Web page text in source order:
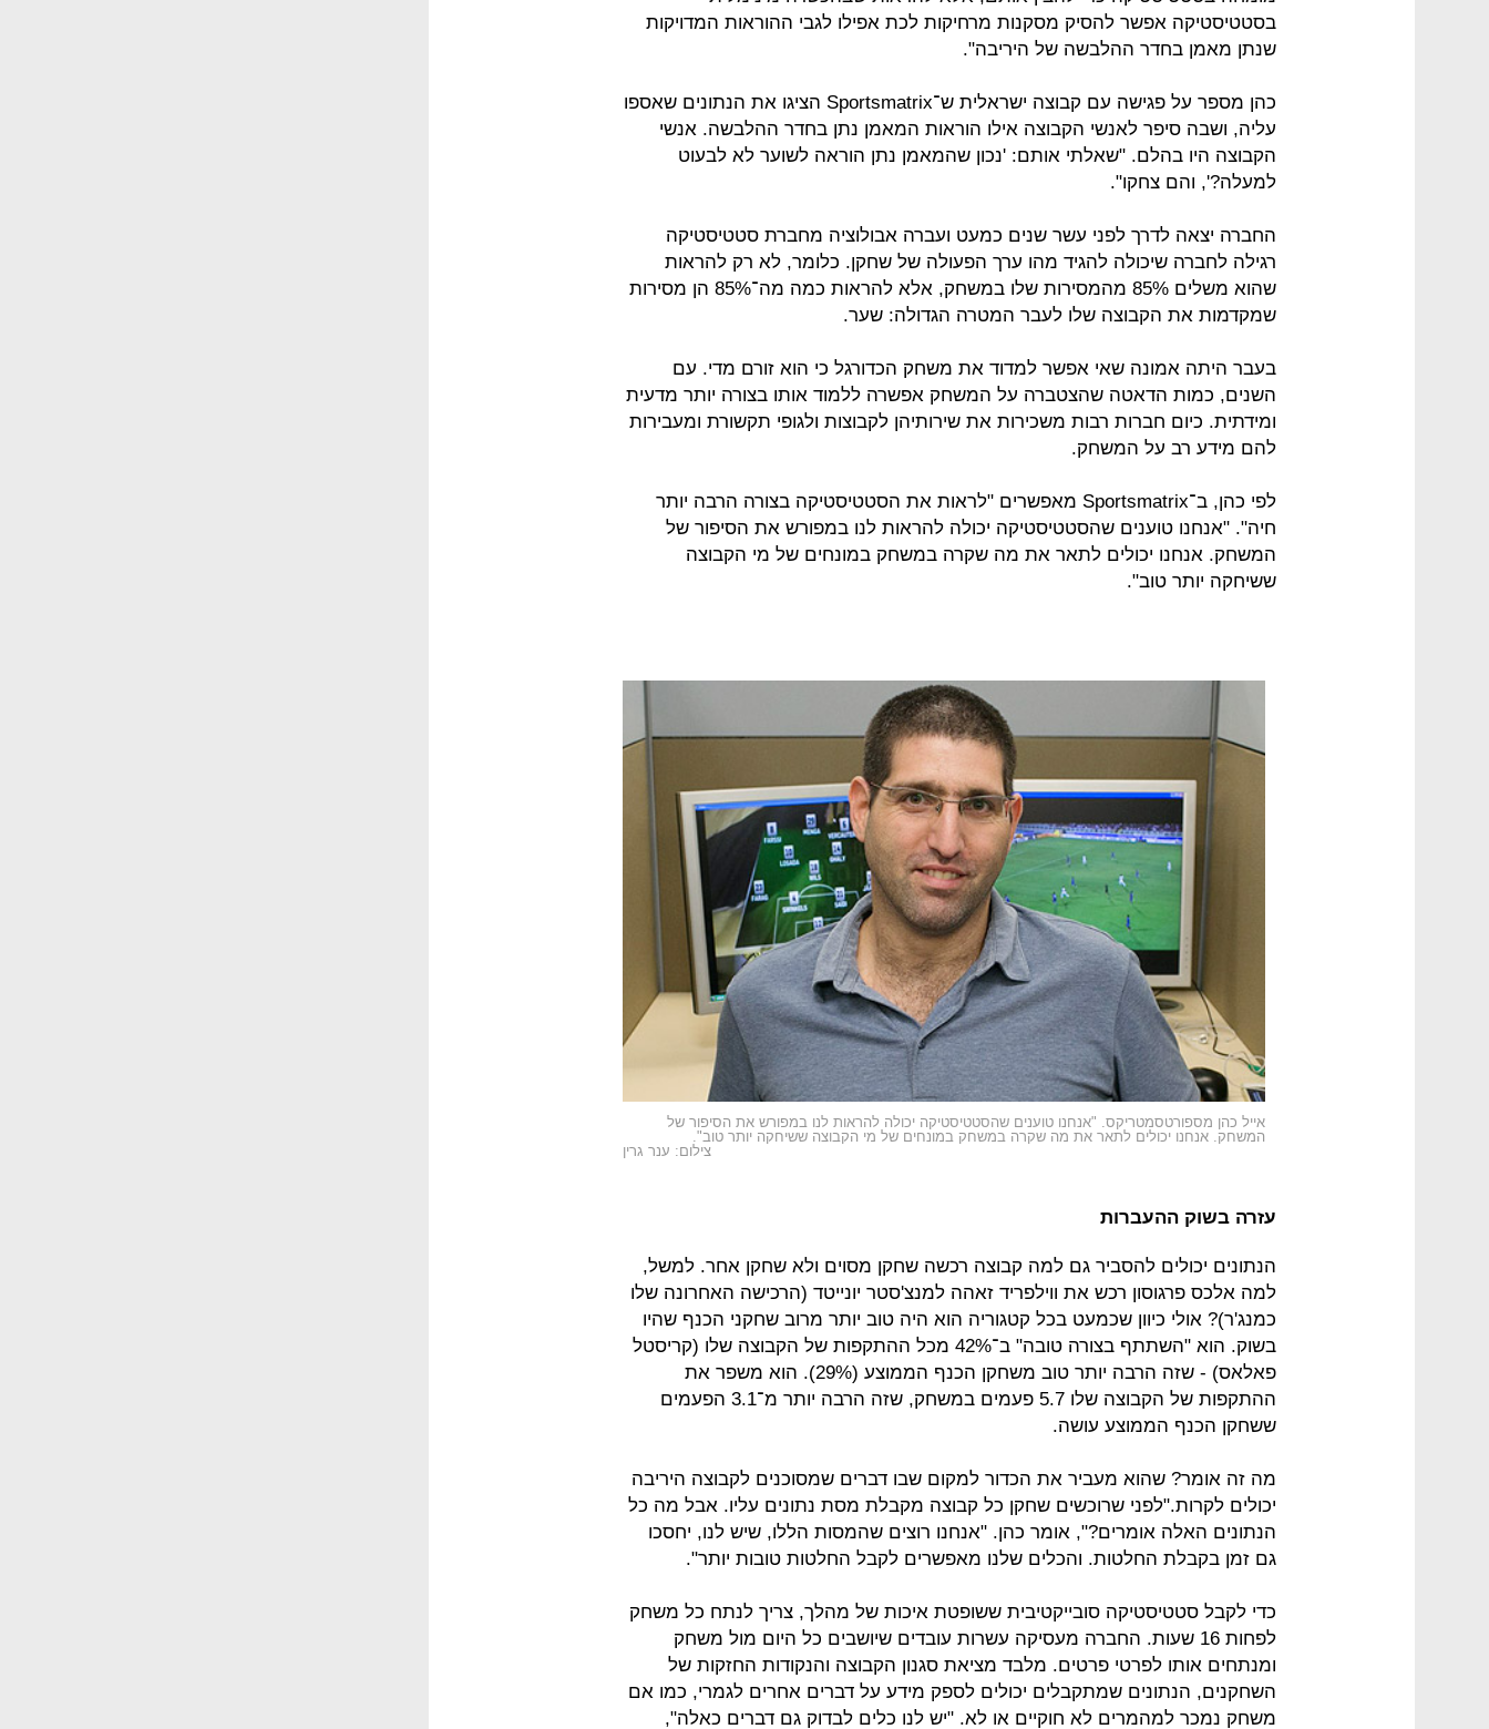
בסטטיסטיקה אפשר להסיק מסקנות מרחיקות לכת אפילו לגבי ההוראות המדויקות
שנתן מאמן בחדר ההלבשה של היריבה".
כהן מספר על פגישה עם קבוצה ישראלית ש־Sportsmatrix הציגו את הנתונים שאספו
עליה, ושבה סיפר לאנשי הקבוצה אילו הוראות המאמן נתן בחדר ההלבשה. אנשי
הקבוצה היו בהלם. "שאלתי אותם: 'נכון שהמאמן נתן הוראה לשוער לא לבעוט
למעלה?', והם צחקו".
החברה יצאה לדרך לפני עשר שנים כמעט ועברה אבולוציה מחברת סטטיסטיקה
רגילה לחברה שיכולה להגיד מהו ערך הפעולה של שחקן. כלומר, לא רק להראות
שהוא משלים 85% מהמסירות שלו במשחק, אלא להראות כמה מה־85% הן מסירות
שמקדמות את הקבוצה שלו לעבר המטרה הגדולה: שער.
בעבר היתה אמונה שאי אפשר למדוד את משחק הכדורגל כי הוא זורם מדי. עם
השנים, כמות הדאטה שהצטברה על המשחק אפשרה ללמוד אותו בצורה יותר מדעית
ומידתית. כיום חברות רבות משכירות את שירותיהן לקבוצות ולגופי תקשורת ומעבירות
להם מידע רב על המשחק.
לפי כהן, ב־Sportsmatrix מאפשרים "לראות את הסטטיסטיקה בצורה הרבה יותר
חיה". "אנחנו טוענים שהסטטיסטיקה יכולה להראות לנו במפורש את הסיפור של
המשחק. אנחנו יכולים לתאר את מה שקרה במשחק במונחים של מי הקבוצה
ששיחקה יותר טוב".
אייל כהן מספורטסמטריקס. "אנחנו טוענים שהסטטיסטיקה יכולה להראות לנו במפורש את הסיפור של
המשחק. אנחנו יכולים לתאר את מה שקרה במשחק במונחים של מי הקבוצה ששיחקה יותר טוב".
צילום: ענר גרין
עזרה בשוק ההעברות
הנתונים יכולים להסביר גם למה קבוצה רכשה שחקן מסוים ולא שחקן אחר. למשל,
למה אלכס פרגוסון רכש את ווילפריד זאהה למנצ'סטר יונייטד (הרכישה האחרונה שלו
כמנג'ר)? אולי כיוון שכמעט בכל קטגוריה הוא היה טוב יותר מרוב שחקני הכנף שהיו
בשוק. הוא "השתתף בצורה טובה" ב־42% מכל ההתקפות של הקבוצה שלו (קריסטל
פאלאס) - שזה הרבה יותר טוב משחקן הכנף הממוצע (29%). הוא משפר את
ההתקפות של הקבוצה שלו 5.7 פעמים במשחק, שזה הרבה יותר מ־3.1 הפעמים
ששחקן הכנף הממוצע עושה.
מה זה אומר? שהוא מעביר את הכדור למקום שבו דברים שמסוכנים לקבוצה היריבה
יכולים לקרות."לפני שרוכשים שחקן כל קבוצה מקבלת מסת נתונים עליו. אבל מה כל
הנתונים האלה אומרים?", אומר כהן. "אנחנו רוצים שהמסות הללו, שיש לנו, יחסכו
גם זמן בקבלת החלטות. והכלים שלנו מאפשרים לקבל החלטות טובות יותר".
כדי לקבל סטטיסטיקה סובייקטיבית ששופטת איכות של מהלך, צריך לנתח כל משחק
לפחות 16 שעות. החברה מעסיקה עשרות עובדים שיושבים כל היום מול משחק
ומנתחים אותו לפרטי פרטים. מלבד מציאת סגנון הקבוצה והנקודות החזקות של
השחקנים, הנתונים שמתקבלים יכולים לספק מידע על דברים אחרים לגמרי, כמו אם
משחק נמכר למהמרים לא חוקיים או לא. "יש לנו כלים לבדוק גם דברים כאלה",